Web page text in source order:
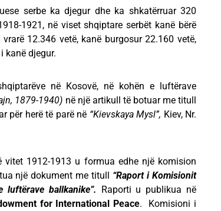
serbe ka djegur dhe ka shkatërruar 320
1921, në viset shqiptare serbët kanë bërë
12.346 vetë, kanë burgosur 22.160 vetë,
kanë djegur.
në Kosovë, në kohën e luftërave
1879-1940) në një artikull të botuar me titull
për herë të parë në “Kievskaya Mysl”, Kiev, Nr.
vitet 1912-1913 u formua edhe një komision
një dokument me titull “Raport i Komisionit
ballkanike”. Raporti u publikua në
for International Peace. Komisioni i